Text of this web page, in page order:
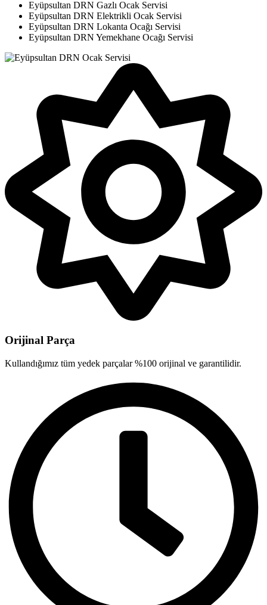
Eyüpsultan DRN Gazlı Ocak Servisi
Eyüpsultan DRN Elektrikli Ocak Servisi
Eyüpsultan DRN Lokanta Ocağı Servisi
Eyüpsultan DRN Yemekhane Ocağı Servisi
Orijinal Parça
Kullandığımız tüm yedek parçalar %100 orijinal ve garantilidir.